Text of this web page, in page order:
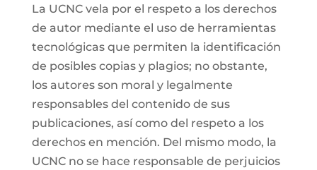
La UCNC vela por el respeto a los derechos
de autor mediante el uso de herramientas
tecnológicas que permiten la identificación
de posibles copias y plagios; no obstante,
los autores son moral y legalmente
responsables del contenido de sus
publicaciones, así como del respeto a los
derechos en mención. Del mismo modo, la
UCNC no se hace responsable de perjuicios